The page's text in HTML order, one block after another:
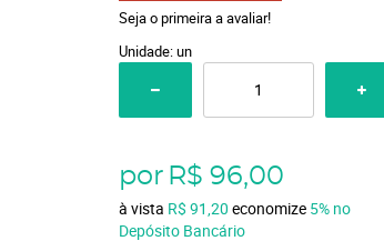
Seja o primeira a avaliar!
Unidade: un
por R$ 96,00
à vista R$ 91,20 economize 5% no
Depósito Bancário